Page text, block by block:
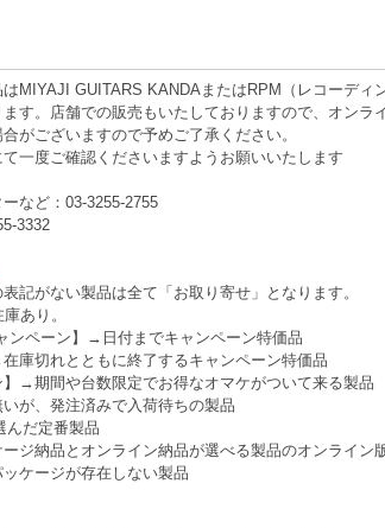
MIYAJI GUITARS KANDAまたはRPM（レコーディ
す。店舗での販売もいたしておりますので、オンラ
がございますので予めご了承ください。
一度ご確認くださいますようお願いいたします
など：03-3255-2755
3332
記がない製品は全て「お取り寄せ」となります。
あり。
ンペーン】→日付までキャンペーン特価品
庫切れとともに終了するキャンペーン特価品
】→期間や台数限定でお得なオマケがついて来る製品
が、発注済みで入荷待ちの製品
んだ定番製品
ジ納品とオンライン納品が選べる製品のオンライン
ケージが存在しない製品